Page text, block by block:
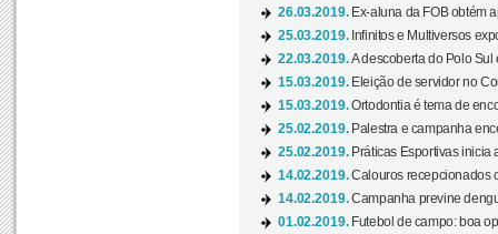
26.03.2019. Ex-aluna da FOB obtém
25.03.2019. Infinitos e Multiversos
22.03.2019.A descoberta do Polo Sul
15.03.2019. Eleição de servidor no
15.03.2019.Ortodontia é tema de
25.02.2019. Palestra e campanha
25.02.2019. Práticas Esportivas inicia
14.02.2019.Calouros recepcionados
14.02.2019.Campanha previne
01.02.2019. Futebol de campo: boa